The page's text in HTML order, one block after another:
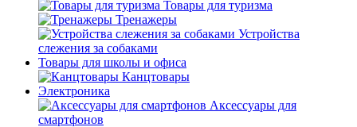
Товары для туризма
Тренажеры
Устройства
слежения за собаками
Товары для школы и офиса
Канцтовары
Электроника
Аксессуары для
смартфонов